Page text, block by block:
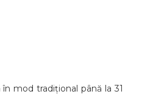
mod tradițional până la 31